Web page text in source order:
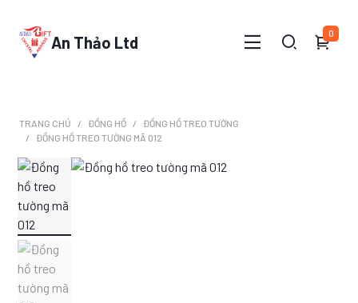
An Thảo Ltd 0
TRANG CHỦ ĐỒNG HỒ
ĐỒNG HỒ TREO TƯỜNG
ĐỒNG HỒ TREO TƯỜNG MÃ 012